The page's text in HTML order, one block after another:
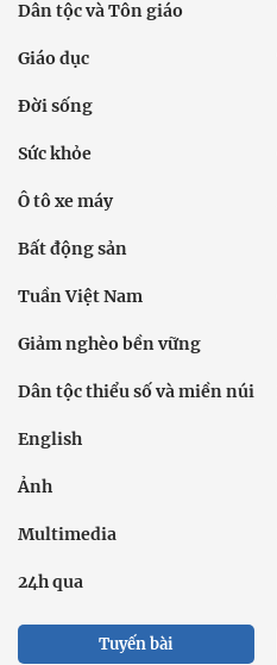
Dân tộc và Tôn giáo
Giáo dục
Đời sống
Sức khỏe
Ô tô xe máy
Bất động sản
Tuần Việt Nam
Giảm nghèo bền vững
Dân tộc thiểu số và miền núi
English
Ảnh
Multimedia
24h qua
Tuyến bài